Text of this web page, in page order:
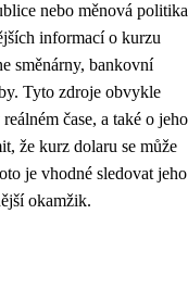
nebo měnová politika
informací o kurzu
směnárny, bankovní
Tyto zdroje obvykle
čase, a také o jeho
že kurz dolaru se může
je vhodné sledovat jeho
okamžik.